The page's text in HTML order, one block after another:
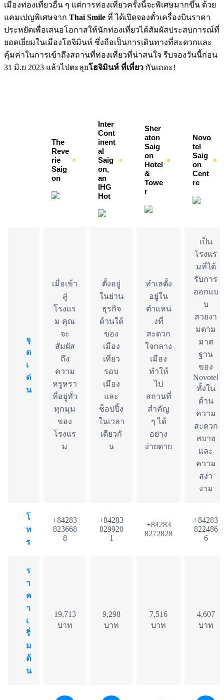
เมืองท่องเที่ยวอื่น ๆ แต่การท่องเที่ยวครั้งนี้จะพิเศษมากขึ้น ด้วย
แคมเปญพิเศษจาก Thai Smile ที่ ได้เปิดจองตั๋วเครื่องบินราคา
ประหยัดเพื่อเสนอโอกาสให้นักท่องเที่ยวได้สัมผัสประสบการณ์ที่
ยอดเยี่ยมในเมืองโฮจิมินห์ ซึ่งถือเป็นการเดินทางที่สะดวกและ
คุ้มค่าในการเข้าถึงสถานที่ท่องเที่ยวที่น่าสนใจ รีบจองวันนี้ก่อน
31 มิ.ย 2023 แล้วไปตะลุยโฮจิมินห์ ที่เที่ยว กันเถอะ!
The
Reve
rie
Saig
on
Inter
Cont
inent
al
Saig
on,
an
IHG
Hot
Sher
aton
Saig
on
Hotel
&
Towe
r
Novo
tel
Saig
on
Cent
re
จุ
ด
เ
ด่
น
เมื่อเข้า
สู่
โรงแร
ม คุณ
จะ
สัมผัส
ถึง
ความ
หรูหรา
ที่อยู่ทั่ว
ทุกมุม
ของ
โรงแร
ม
ตั้งอยู่
ในย่าน
ธุรกิจ
ด้านใต้
ของ
เมือง
เที่ยว
รอบ
เมือง
และ
ช็อปปิ้ง
ในเวลา
เดียวกั
น
ทำเลตั้ง
อยู่ใน
ตำแหน่
งที่
สะดวก
ใจกลาง
เมือง
ทำให้
ไป
สถานที่
สำคัญ
ๆ ได้
อย่าง
ง่ายดาย
เป็น
โรงแร
มที่ได้
รับการ
ออกแบ
บ
สวยงา
มตาม
มาต
ฐาน
ของ
Novotel
ทั้งใน
ด้าน
ความ
สะดวก
สบาย
และ
ความ
สง่า
งาม
โ
ท
ร
+84283
823668
8
+84283
829920
1
+84283
8272828
+84283
822486
6
ร
า
ค
า
เ
ริ่
ม
ต้
น
19,713
บาท
9,298
บาท
7,516
บาท
4,607
บาท